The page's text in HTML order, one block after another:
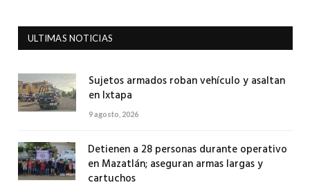
ULTIMAS NOTICIAS
Sujetos armados roban vehículo y asaltan
en Ixtapa
9 agosto, 2026
Detienen a 28 personas durante operativo
en Mazatlán; aseguran armas largas y
cartuchos